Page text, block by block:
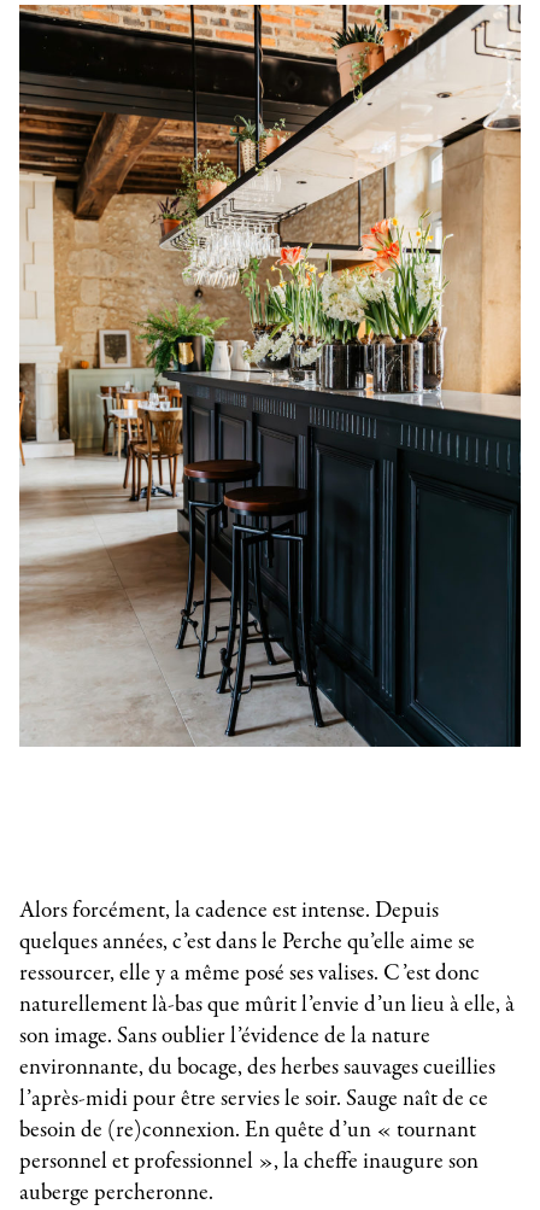
Alors forcément, la cadence est intense. Depuis
quelques années, c’est dans le Perche qu’elle aime se
ressourcer, elle y a même posé ses valises. C’est donc
naturellement là-bas que mûrit l’envie d’un lieu à elle, à
son image. Sans oublier l’évidence de la nature
environnante, du bocage, des herbes sauvages cueillies
l’après-midi pour être servies le soir. Sauge naît de ce
besoin de (re)connexion. En quête d’un « tournant
personnel et professionnel », la cheffe inaugure son
auberge percheronne.